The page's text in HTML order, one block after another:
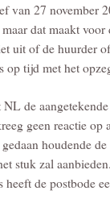
van 27 november
dat maakt
uit of de huurder
op tijd met het
de
geen reactie
houdende
stuk zal
heeft de postbode